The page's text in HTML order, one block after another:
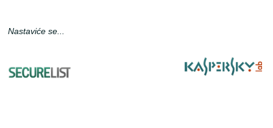
Nastaviće se...